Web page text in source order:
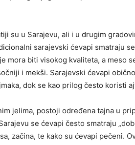
su u Sarajevu, ali i u drugim
sarajevski ćevapi smatraju
mora biti visokog kvaliteta, a meso
i mekši. Sarajevski ćevapi
dok se kao prilog često koristi
jelima, postoji određena tajna u
se ćevapi često smatraju
začina, te kako su ćevapi pečeni.